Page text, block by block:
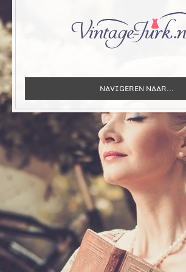
NAVIGEREN NAAR...